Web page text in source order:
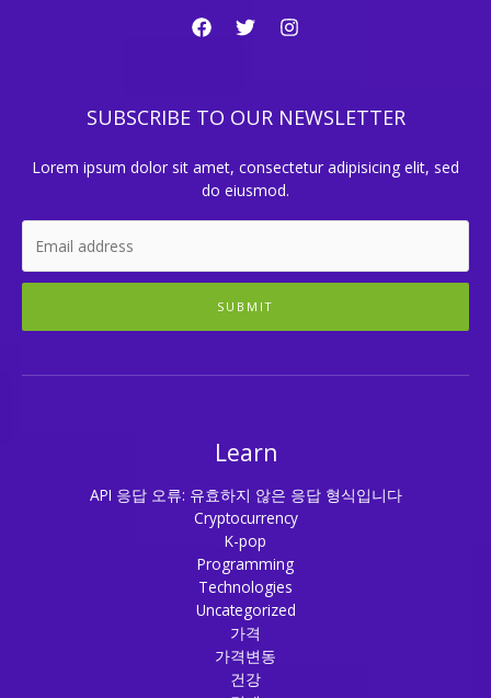
SUBSCRIBE TO OUR NEWSLETTER
Lorem ipsum dolor sit amet, consectetur adipisicing elit, sed
do eiusmod.
SUBMIT
Learn
API 응답 오류: 유효하지 않은 응답 형식입니다
Cryptocurrency
K-pop
Programming
Technologies
Uncategorized
가격
가격변동
건강